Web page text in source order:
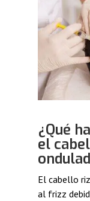
¿Qué
el
El cabello
al frizz